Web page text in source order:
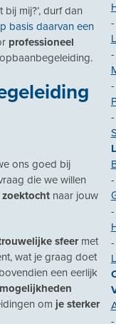
mij?’, durf dan
basis daarvan een
professioneel
ons goed bij
die we willen
zoektocht naar jouw
sfeermet
wat je graag doet
een eerlijk
om je sterker
-
-
-
-
-
-
-
-